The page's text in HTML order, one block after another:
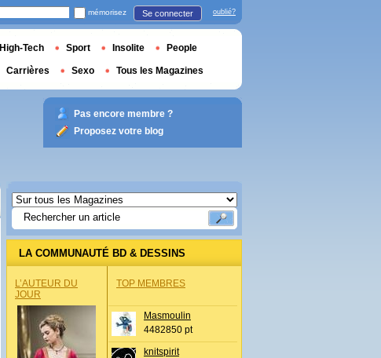
LA COMMUNAUTÉ BD & DESSINS
L’AUTEUR DU
JOUR
TOP MEMBRES
Masmoulin
4482850 pt
knitspirit
mémorisez Se connecter oublié?
High-Tech Sport Insolite People
Carrières Sexo Tous les Magazines
Pas encore membre ?
Proposez votre blog